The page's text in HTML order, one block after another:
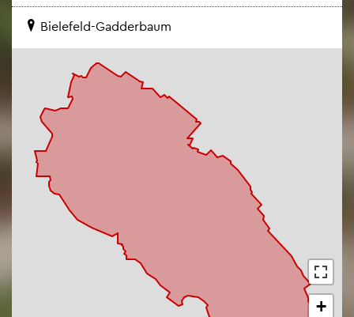
Bie­le­feld-Gad­der­baum
+